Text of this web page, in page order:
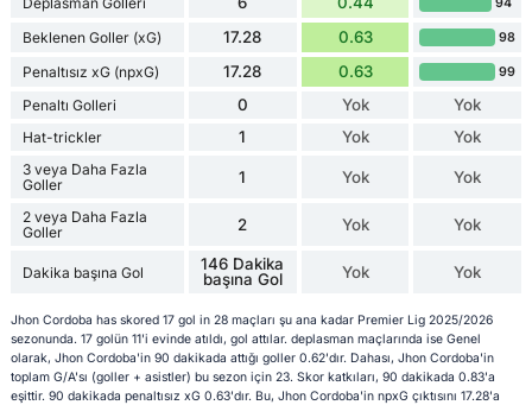
94
Beklenen Goller (xG) 17.28 0.63 98
Penaltısız xG (npxG) 17.28 0.63 99
Penaltı Golleri 0 Yok Yok
Hat-trickler 1 Yok Yok
3 veya Daha Fazla
Goller
1 Yok Yok
2 veya Daha Fazla
Goller
2 Yok Yok
Dakika başına Gol
146 Dakika
başına Gol
Yok Yok
Jhon Cordoba has skored 17 gol in 28 maçları şu ana kadar Premier Lig 2025/2026
sezonunda. 17 golün 11'i evinde atıldı, gol attılar. deplasman maçlarında ise Genel
olarak, Jhon Cordoba'in 90 dakikada attığı goller 0.62'dır. Dahası, Jhon Cordoba'in
toplam G/A'sı (goller + asistler) bu sezon için 23. Skor katkıları, 90 dakikada 0.83'a
eşittir. 90 dakikada penaltısız xG 0.63'dır. Bu, Jhon Cordoba'in npxG çıktısını 17.28'a